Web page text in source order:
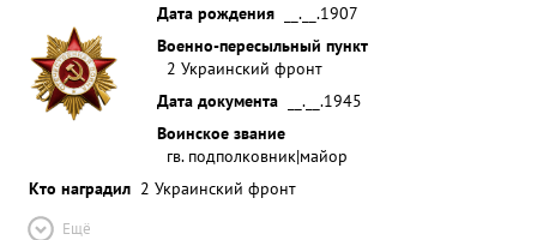
Дата рождения
__.__.1907
Военно-пересыльный пункт
2 Украинский фронт
Дата документа
__.__.1945
Воинское звание
гв. подполковник|майор
Кто наградил 2 Украинский фронт
Ещё